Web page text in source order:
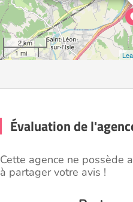
2 km
1 mi
Évaluation de
Cette agence ne possède
à partager votre avis !